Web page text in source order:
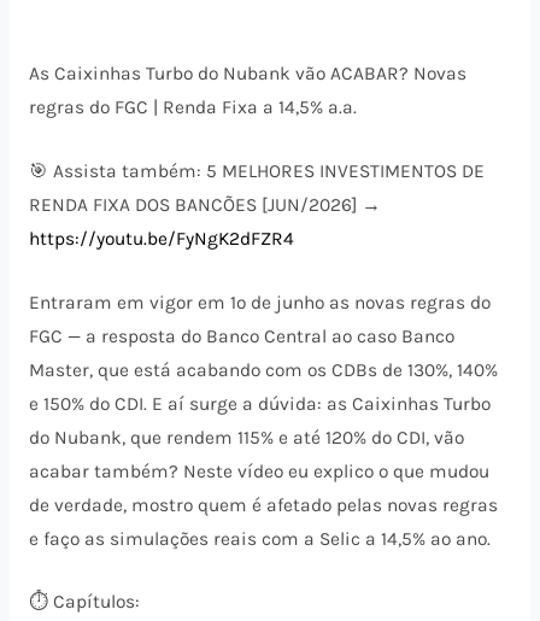
As Caixinhas Turbo do Nubank vão ACABAR? Novas
regras do FGC | Renda Fixa a 14,5% a.a.
🎯 Assista também: 5 MELHORES INVESTIMENTOS DE
RENDA FIXA DOS BANCÕES [JUN/2026] →
https://youtu.be/FyNgK2dFZR4
Entraram em vigor em 1º de junho as novas regras do
FGC — a resposta do Banco Central ao caso Banco
Master, que está acabando com os CDBs de 130%, 140%
e 150% do CDI. E aí surge a dúvida: as Caixinhas Turbo
do Nubank, que rendem 115% e até 120% do CDI, vão
acabar também? Neste vídeo eu explico o que mudou
de verdade, mostro quem é afetado pelas novas regras
e faço as simulações reais com a Selic a 14,5% ao ano.
⏱️ Capítulos: